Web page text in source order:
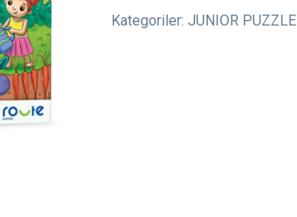
Kategoriler: JUNIOR PUZZLE